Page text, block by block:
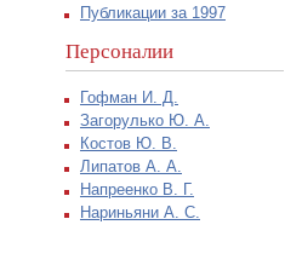
Публикации за 1997
Персоналии
Гофман И. Д.
Загорулько Ю. А.
Костов Ю. В.
Липатов А. А.
Напреенко В. Г.
Нариньяни А. С.